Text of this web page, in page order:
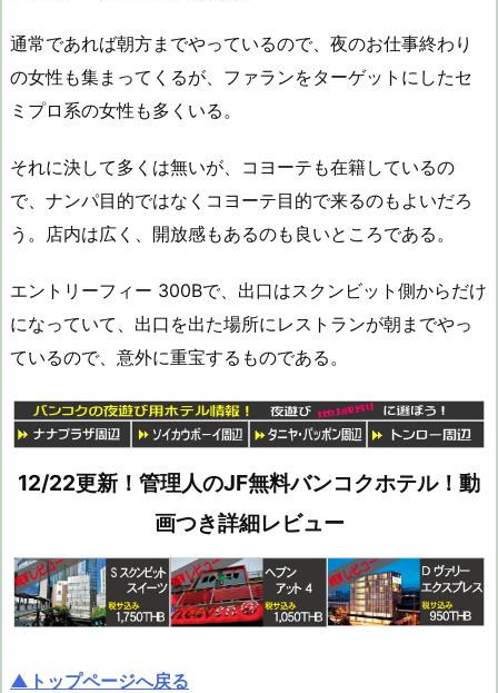
通常であれば朝方までやっているので、夜のお仕事終わり
の女性も集まってくるが、ファランをターゲットにしたセ
ミプロ系の女性も多くいる。
それに決して多くは無いが、コヨーテも在籍しているの
で、ナンパ目的ではなくコヨーテ目的で来るのもよいだろ
う。店内は広く、開放感もあるのも良いところである。
エントリーフィー 300Bで、出口はスクンビット側からだけ
になっていて、出口を出た場所にレストランが朝までやっ
ているので、意外に重宝するものである。
12/22更新！管理人のJF無料バンコクホテル！動
画つき詳細レビュー
▲トップページへ戻る